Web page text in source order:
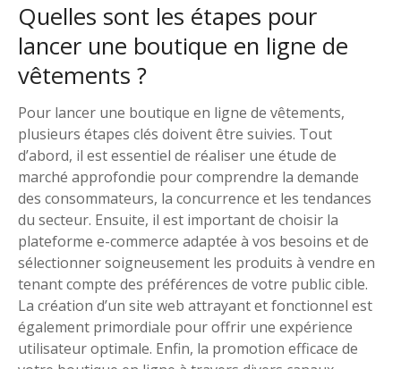
Quelles sont les étapes pour
lancer une boutique en ligne de
vêtements ?
Pour lancer une boutique en ligne de vêtements,
plusieurs étapes clés doivent être suivies. Tout
d’abord, il est essentiel de réaliser une étude de
marché approfondie pour comprendre la demande
des consommateurs, la concurrence et les tendances
du secteur. Ensuite, il est important de choisir la
plateforme e-commerce adaptée à vos besoins et de
sélectionner soigneusement les produits à vendre en
tenant compte des préférences de votre public cible.
La création d’un site web attrayant et fonctionnel est
également primordiale pour offrir une expérience
utilisateur optimale. Enfin, la promotion efficace de